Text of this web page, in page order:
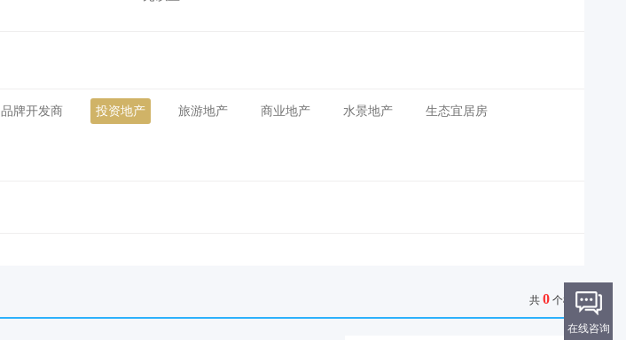
品牌开发商 投资地产 旅游地产 商业地产 水景地产 生态宜居房
共 0 个楼盘
在线咨询